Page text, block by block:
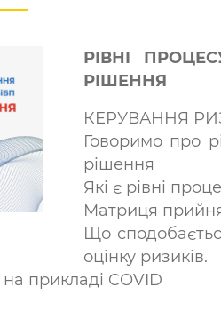
РІВНІ
РІШЕННЯ
КЕРУВАННЯ
Говоримо про
рішення
Які є рівні
Матриця
Що
оцінку ризиків.
прикладі COVID